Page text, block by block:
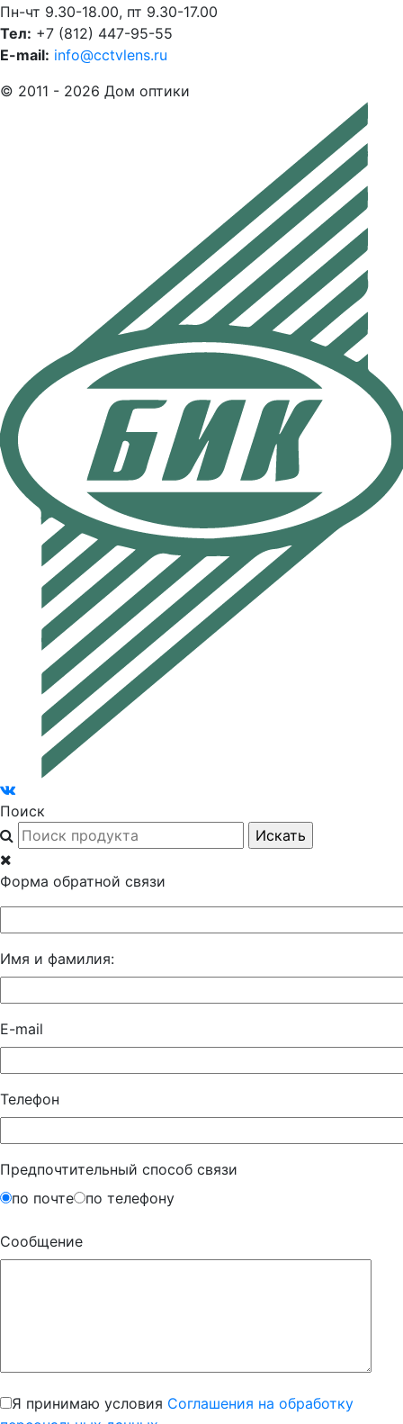
Пн-чт 9.30-18.00, пт 9.30-17.00
Тел: +7 (812) 447-95-55
E-mail: info@cctvlens.ru
© 2011 - 2026 Дом оптики
Поиск
Форма обратной связи
Имя и фамилия:
E-mail
Телефон
Предпочтительный способ связи
по почте
по телефону
Сообщение
Я принимаю условия Соглашения на обработку